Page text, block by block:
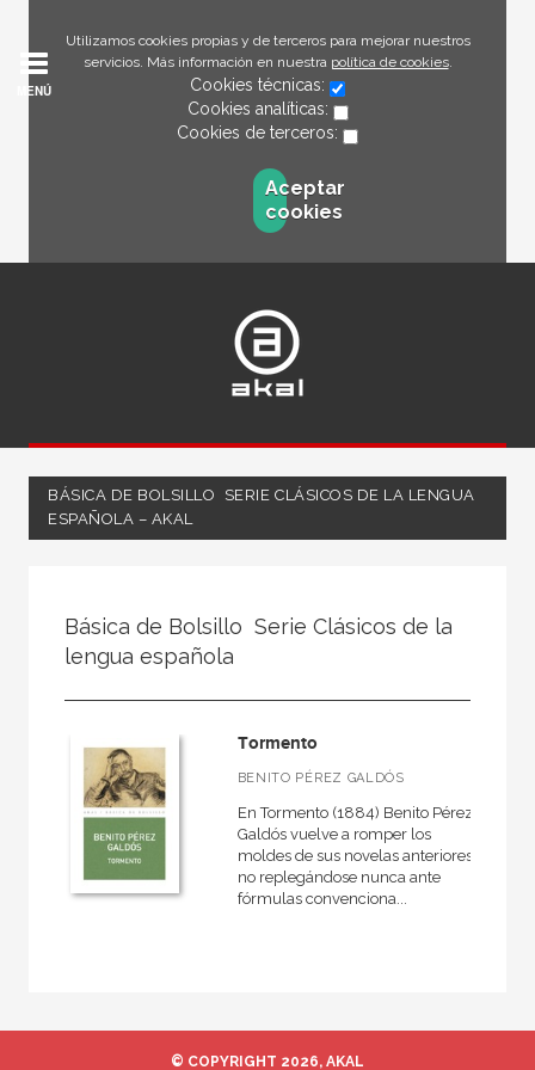
Utilizamos cookies propias y de terceros para mejorar nuestros
servicios. Más información en nuestra política de cookies.
Cookies técnicas:
Cookies analíticas:
Cookies de terceros:
Aceptar
cookies
MENÚ
BÁSICA DE BOLSILLO  SERIE CLÁSICOS DE LA LENGUA
ESPAÑOLA – AKAL
Ciencias humanas y sociales
MATERIAS
Teoría de la música
Básica de Bolsillo  Serie Clásicos de la
lengua española
Tormento
BENITO PÉREZ GALDÓS
En Tormento (1884) Benito Pérez
Galdós vuelve a romper los
moldes de sus novelas anteriores,
no replegándose nunca ante
fórmulas convenciona...
© COPYRIGHT 2026, AKAL